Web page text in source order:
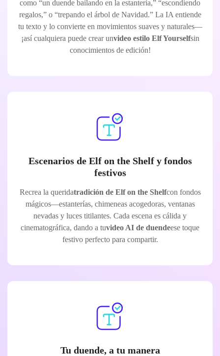
como “un duende bailando en la estantería,” “escondiendo
regalos,” o “trepando el árbol de Navidad.” La IA entiende
tu texto y lo convierte en movimientos suaves y naturales—
¡así cualquiera puede crear unvideo estilo Elf Yourselfsin
conocimientos de edición!
Escenarios de Elf on the Shelf y fondos
festivos
Recrea la queridatradición de Elf on the Shelfcon fondos
mágicos—estanterías, chimeneas acogedoras, ventanas
nevadas y luces titilantes. Cada escena es cálida y
cinematográfica, dando a tuvideo AI de duendeese toque
festivo perfecto para compartir.
Tu duende, a tu manera